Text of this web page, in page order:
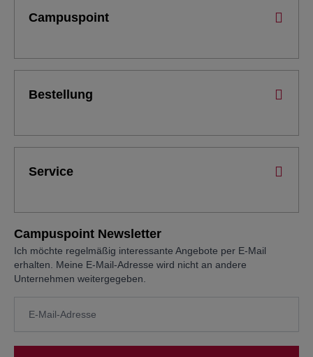
Campuspoint
Bestellung
Service
Campuspoint Newsletter
Ich möchte regelmäßig interessante Angebote per E-Mail
erhalten. Meine E-Mail-Adresse wird nicht an andere
Unternehmen weitergegeben.